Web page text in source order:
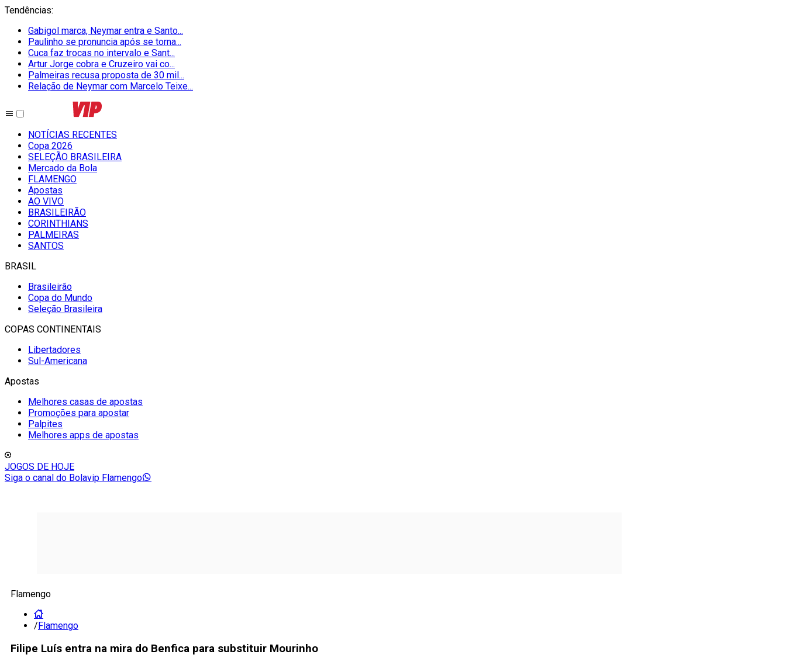
Tendências:
Gabigol marca, Neymar entra e Santo...
Paulinho se pronuncia após se torna...
Cuca faz trocas no intervalo e Sant...
Artur Jorge cobra e Cruzeiro vai co...
Palmeiras recusa proposta de 30 mil...
Relação de Neymar com Marcelo Teixe...
NOTÍCIAS RECENTES
Copa 2026
SELEÇÃO BRASILEIRA
Mercado da Bola
FLAMENGO
Apostas
AO VIVO
BRASILEIRÃO
CORINTHIANS
PALMEIRAS
SANTOS
BRASIL
Brasileirão
Copa do Mundo
Seleção Brasileira
COPAS CONTINENTAIS
Libertadores
Sul-Americana
Apostas
Melhores casas de apostas
Promoções para apostar
Palpites
Melhores apps de apostas
JOGOS DE HOJE
Siga o canal do Bolavip Flamengo
Flamengo
/Flamengo
Filipe Luís entra na mira do Benfica para substituir Mourinho